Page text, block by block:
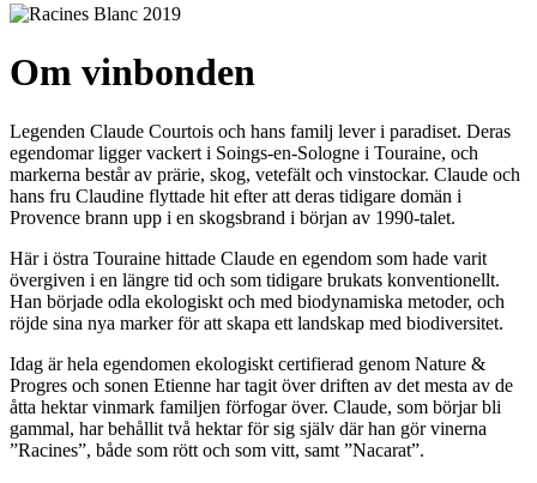
Om vinbonden
Legenden Claude Courtois och hans familj lever i paradiset. Deras
egendomar ligger vackert i Soings-en-Sologne i Touraine, och
markerna består av prärie, skog, vetefält och vinstockar. Claude och
hans fru Claudine flyttade hit efter att deras tidigare domän i
Provence brann upp i en skogsbrand i början av 1990-talet.
Här i östra Touraine hittade Claude en egendom som hade varit
övergiven i en längre tid och som tidigare brukats konventionellt.
Han började odla ekologiskt och med biodynamiska metoder, och
röjde sina nya marker för att skapa ett landskap med biodiversitet.
Idag är hela egendomen ekologiskt certifierad genom Nature &
Progres och sonen Etienne har tagit över driften av det mesta av de
åtta hektar vinmark familjen förfogar över. Claude, som börjar bli
gammal, har behållit två hektar för sig själv där han gör vinerna
”Racines”, både som rött och som vitt, samt ”Nacarat”.